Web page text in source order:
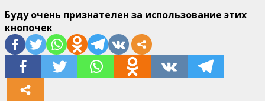
Буду очень признателен за использование этих
кнопочек